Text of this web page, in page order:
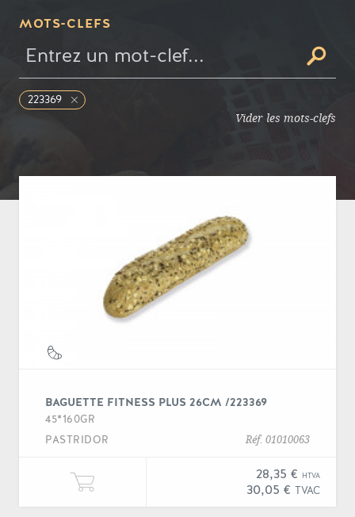
MOTS-CLEFS
223369
Vider les mots-clefs
BAGUETTE FITNESS PLUS 26CM /223369
45*160GR
PASTRIDOR
Réf. 01010063
28,35 € HTVA
30,05 €TVAC
Ajouter une unité de "Baguette